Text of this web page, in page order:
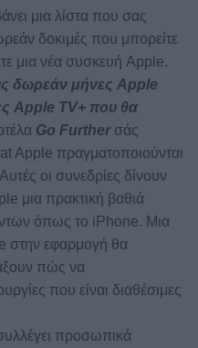
μια λίστα που σας
δοκιμές που μπορείτε
μια νέα συσκευή Apple.
δωρεάν μήνες Apple
Apple TV+ που θα
Go Furtherσάς
at Apple πραγματοποιούνται
οι συνεδρίες δίνουν
μια πρακτική βαθιά
όπως το iPhone. Μια
στην εφαρμογή θα
πώς να
που είναι διαθέσιμες
προσωπικά